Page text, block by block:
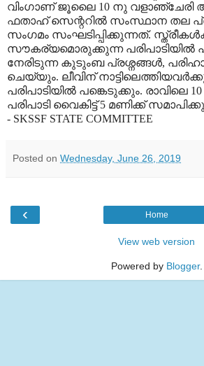
വിംഗാണ് ജൂലൈ 10 നു വളാഞ്ചേരി
ഫതാഹ് സെന്ററിൽ സംസ്ഥാന തല
സംഗമം സംഘടിപ്പിക്കുന്നത്.
സൗകര്യമൊരുക്കുന്ന പരിപാടിയിൽ
നേരിടുന്ന കുടുംബ പ്രശ്നങ്ങൾ,
ചെയ്യും. ലീവിന്
പരിപാടിയിൽ പങ്കെടുക്കും. രാവിലെ
പരിപാടി വൈകിട്ട് 5 മണിക്ക്
- SKSSF STATE COMMITTEE
Posted on Wednesday, June 26, 2019
‹ Home
View web version
Powered by Blogger.